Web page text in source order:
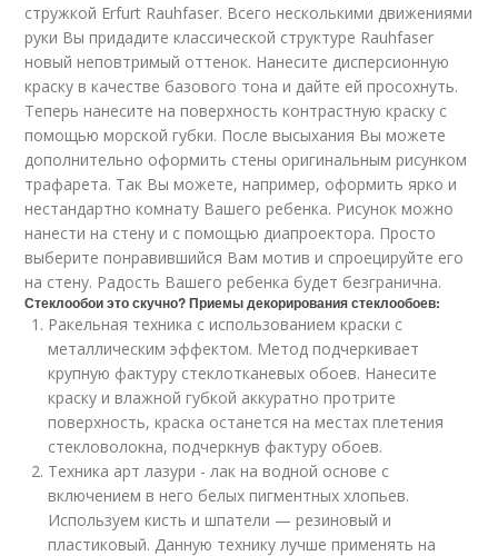
стружкой Erfurt Rauhfaser. Всего несколькими движениями
руки Вы придадите классической структуре Rauhfaser
новый неповтримый оттенок. Нанесите дисперсионную
краску в качестве базового тона и дайте ей просохнуть.
Теперь нанесите на поверхность контрастную краску с
помощью морской губки. После высыхания Вы можете
дополнительно оформить стены оригинальным рисунком
трафарета. Так Вы можете, например, оформить ярко и
нестандартно комнату Вашего ребенка. Рисунок можно
нанести на стену и с помощью диапроектора. Просто
выберите понравившийся Вам мотив и спроецируйте его
на стену. Радость Вашего ребенка будет безгранична.
Стеклообои это скучно? Приемы декорирования стеклообоев:
Ракельная техника с использованием краски с
металлическим эффектом. Метод подчеркивает
крупную фактуру стеклотканевых обоев. Нанесите
краску и влажной губкой аккуратно протрите
поверхность, краска останется на местах плетения
стекловолокна, подчеркнув фактуру обоев.
Техника арт лазури - лак на водной основе с
включением в него белых пигментных хлопьев.
Используем кисть и шпатели — резиновый и
пластиковый. Данную технику лучше применять на